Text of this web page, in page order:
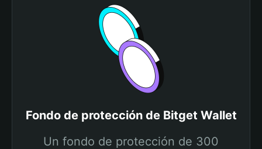
Fondo de protección de Bitget Wallet
Un fondo de protección de 300